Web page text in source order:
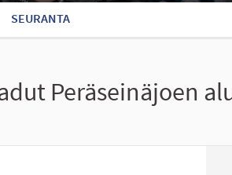
SEURANTA
Peräseinäjoen